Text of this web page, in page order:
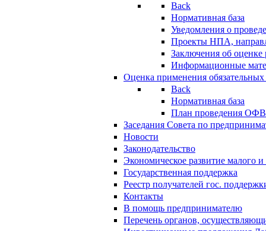
Back
Нормативная база
Уведомления о
Проекты НПА,
Заключения об
Информационные
Оценка применения
Back
Нормативная база
План проведения
Заседания Совета по
Новости
Законодательство
Экономическое развитие малого и
Государственная поддержка
Реестр получателей гос.
Контакты
В помощь предпринимателю
Перечень органов,